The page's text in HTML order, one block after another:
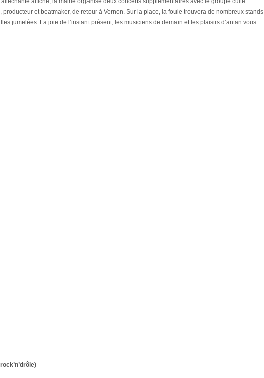
et beatmaker, de retour à Vernon. Sur la place, la foule trouvera de nombreux stands
jumelées. La joie de l’instant présent, les musiciens de demain et les plaisirs d’antan vous